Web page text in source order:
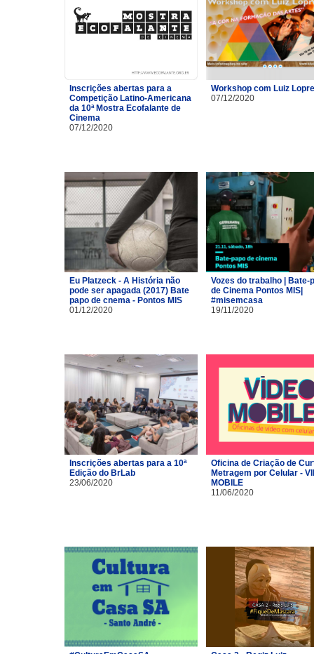
Inscrições abertas para a
Competição Latino-Americana
da 10ª Mostra Ecofalante de
Cinema
07/12/2020
Workshop com Luiz
07/12/2020
Eu Platzeck - A História não
pode ser apagada (2017) Bate
papo de cnema - Pontos MIS
01/12/2020
Vozes do trabalho | Bate-
de Cinema Pontos MIS|
#misemcasa
19/11/2020
Inscrições abertas para a 10ª
Edição do BrLab
23/06/2020
Oficina de Criação de
Metragem por Celular -
MOBILE
11/06/2020